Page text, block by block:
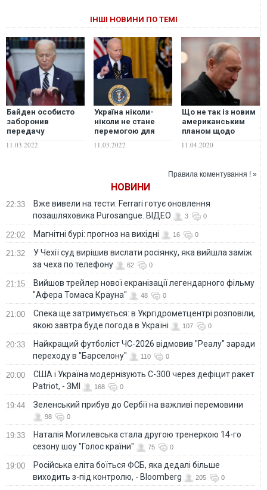
ІНШІ НОВИНИ ПО ТЕМІ
Байден особисто
заборонив
передачу
Україні, боячись
11.03.2022
Україна ніколи-
ніколи не стане
перемогою для
США
11.03.2022
Що не так із новим
американським
планом щодо
Путіна
11.04.2020
Правила коментування ! »
НОВИНИ
22:33
Вже вивели на тести: Ferrari готує оновлення
позашляховика Purosangue. ВІДЕО
3 0
22:02 Магнітні бурі: прогноз на вихідні 16 0
21:32
У Чехії суд вирішив вислати росіянку, яка вийшла заміж
за чеха по телефону
62 0
21:15
Вийшов трейлер нової екранізації легендарного фільму
"Афера Томаса Крауна"
48 0
21:00
Спека ще затримується: в Укргідрометцентрі розповіли,
якою завтра буде погода в Україні
107 0
20:33
Найкращий футболіст ЧС-2026 відмовив "Реалу" заради
переходу в "Барселону"
110 0
20:00
США і Україна модернізують С-300 через дефіцит ракет
Patriot, - ЗМІ
168 0
19:44 Зеленський прибув до Сербії на важливі перемовини
98 0
19:33
Наталія Могилевська стала другою тренеркою 14-го
сезону шоу "Голос країни"
75 0
19:00
Російська еліта боїться ФСБ, яка дедалі більше
виходить з-під контролю, - Bloomberg
205 0